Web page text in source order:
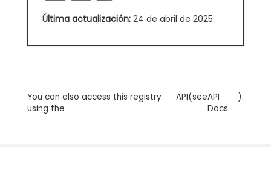
Última actualización: 24 de abril de 2025
You can also access this registry
using the
API(seeAPI
Docs
).